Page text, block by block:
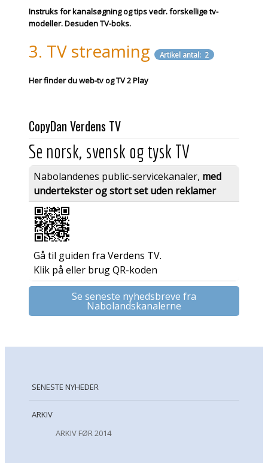
Instruks for kanalsøgning og tips vedr. forskellige tv-
modeller. Desuden TV-boks.
3. TV streaming Artikel antal: 2
Her finder du web-tv og TV 2 Play
CopyDan Verdens TV
Se norsk, svensk og tysk TV
Nabolandenes public-servicekanaler, med
undertekster og stort set uden reklamer
Gå til guiden fra Verdens TV.
Klik på eller brug QR-koden
Se seneste nyhedsbreve fra
Nabolandskanalerne
SENESTE NYHEDER
ARKIV
ARKIV FØR 2014